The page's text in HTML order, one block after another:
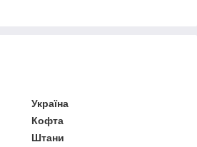
Україна
Кофта
Штани